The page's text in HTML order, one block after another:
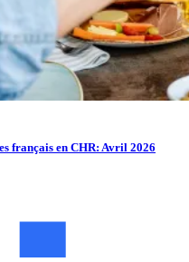
français en CHR: Avril 2026